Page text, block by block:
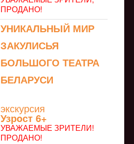
ПРОДАНО!
УНИКАЛЬНЫЙ МИР
ЗАКУЛИСЬЯ
БОЛЬШОГО ТЕАТРА
БЕЛАРУСИ
экскурсия
Узрoст 6+
УВАЖАЕМЫЕ ЗРИТЕЛИ!
ПРОДАНО!